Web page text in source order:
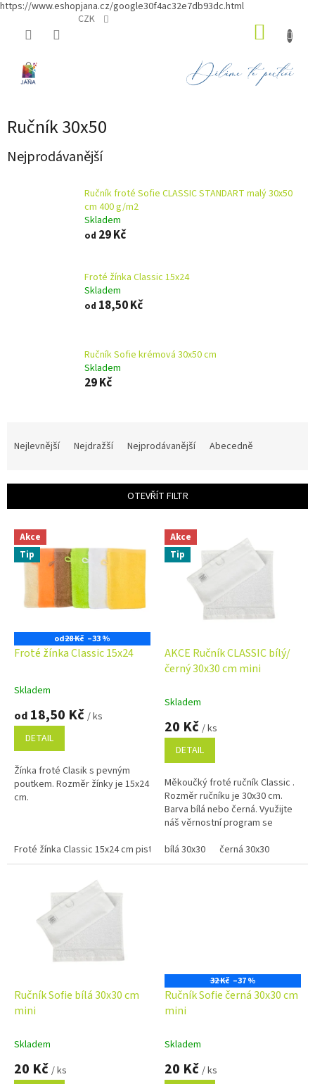
https://www.eshopjana.cz/google30f4ac32e7db93dc.html
CZK
Ručník 30x50
Nejprodávanější
Ručník froté Sofie CLASSIC STANDART malý 30x50
cm 400 g/m2
Skladem
od 29 Kč
Froté žínka Classic 15x24
Skladem
od 18,50 Kč
Ručník Sofie krémová 30x50 cm
Skladem
29 Kč
í
Nejlevnější Nejdražší Nejprodávanější Abecedně
OTEVŘÍT FILTR
p
Akce
Tip
od28 Kč –33 %
Froté žínka Classic 15x24
Průměrné
produktu
5,0
5
hvězdiček.
Skladem
od 18,50 Kč / ks
DETAIL
Žínka froté Clasik s pevným
poutkem. Rozměr žínky je 15x24
cm.
Froté žínka Classic 15x24 cm pistáciová Froté žínka Classic 15x24
Akce
Tip
AKCE Ručník CLASSIC bílý/
černý 30x30 cm mini
Skladem
20 Kč / ks
DETAIL
Měkoučký froté ručník Classic .
Rozměr ručníku je 30x30 cm.
Barva bílá nebo černá. Využijte
náš věrnostní program se
Věrnostní program
bílá 30x30 černá 30x30
Ručník Sofie bílá 30x30 cm
mini
Skladem
20 Kč / ks
32 Kč –37 %
Ručník Sofie černá 30x30 cm
mini
Skladem
20 Kč / ks